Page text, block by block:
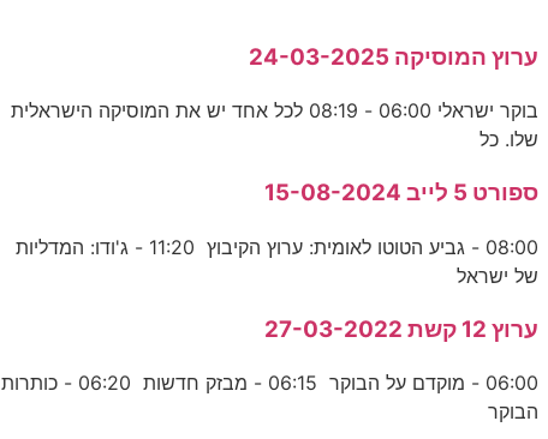
ערוץ המוסיקה 24-03-2025
בוקר ישראלי 06:00 - 08:19 לכל אחד יש את המוסיקה הישראלית
שלו. כל
ספורט 5 לייב 15-08-2024
08:00 - גביע הטוטו לאומית: ערוץ הקיבוץ 11:20 - ג'ודו: המדליות
של ישראל
ערוץ 12 קשת 27-03-2022
06:00 - מוקדם על הבוקר 06:15 - מבזק חדשות 06:20 - כותרות
הבוקר